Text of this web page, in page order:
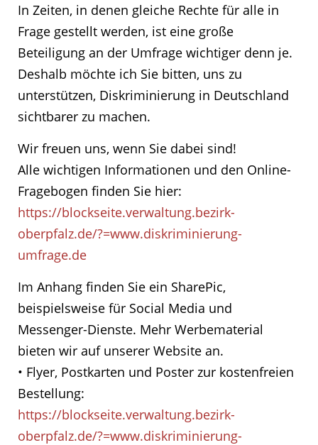
In Zeiten, in denen gleiche Rechte für alle in
Frage gestellt werden, ist eine große
Beteiligung an der Umfrage wichtiger denn je.
Deshalb möchte ich Sie bitten, uns zu
unterstützen, Diskriminierung in Deutschland
sichtbarer zu machen.
Wir freuen uns, wenn Sie dabei sind!
Alle wichtigen Informationen und den Online-
Fragebogen finden Sie hier:
https://blockseite.verwaltung.bezirk-
oberpfalz.de/?=www.diskriminierung-
umfrage.de
Im Anhang finden Sie ein SharePic,
beispielsweise für Social Media und
Messenger-Dienste. Mehr Werbematerial
bieten wir auf unserer Website an.
• Flyer, Postkarten und Poster zur kostenfreien
Bestellung:
https://blockseite.verwaltung.bezirk-
oberpfalz.de/?=www.diskriminierung-